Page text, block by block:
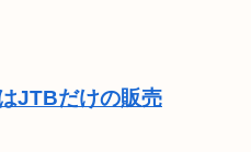
JTBだけの販売